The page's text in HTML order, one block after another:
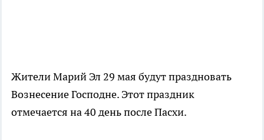
Жители Марий Эл 29 мая будут праздновать
Вознесение Господне. Этот праздник
отмечается на 40 день после Пасхи.